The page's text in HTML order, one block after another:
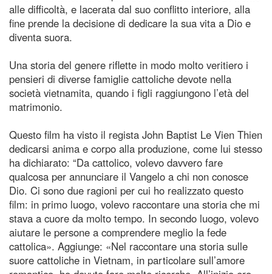
alle difficoltà, e lacerata dal suo conflitto interiore, alla
fine prende la decisione di dedicare la sua vita a Dio e
diventa suora.
Una storia del genere riflette in modo molto veritiero i
pensieri di diverse famiglie cattoliche devote nella
società vietnamita, quando i figli raggiungono l’età del
matrimonio.
Questo film ha visto il regista John Baptist Le Vien Thien
dedicarsi anima e corpo alla produzione, come lui stesso
ha dichiarato: “Da cattolico, volevo davvero fare
qualcosa per annunciare il Vangelo a chi non conosce
Dio. Ci sono due ragioni per cui ho realizzato questo
film: in primo luogo, volevo raccontare una storia che mi
stava a cuore da molto tempo. In secondo luogo, volevo
aiutare le persone a comprendere meglio la fede
cattolica». Aggiunge: «Nel raccontare una storia sulle
suore cattoliche in Vietnam, in particolare sull’amore